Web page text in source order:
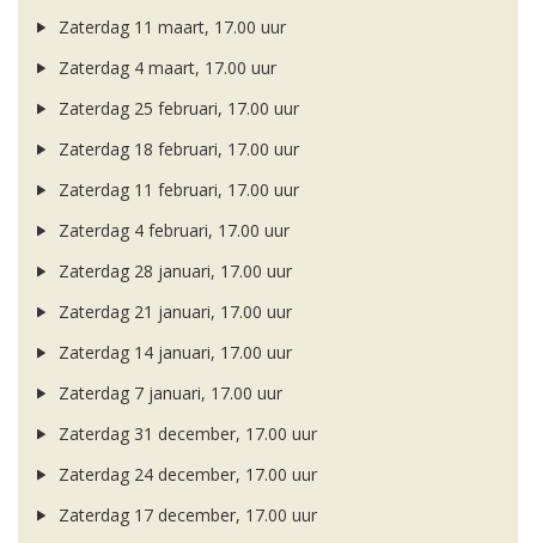
Zaterdag 11 maart, 17.00 uur
Zaterdag 4 maart, 17.00 uur
Zaterdag 25 februari, 17.00 uur
Zaterdag 18 februari, 17.00 uur
Zaterdag 11 februari, 17.00 uur
Zaterdag 4 februari, 17.00 uur
Zaterdag 28 januari, 17.00 uur
Zaterdag 21 januari, 17.00 uur
Zaterdag 14 januari, 17.00 uur
Zaterdag 7 januari, 17.00 uur
Zaterdag 31 december, 17.00 uur
Zaterdag 24 december, 17.00 uur
Zaterdag 17 december, 17.00 uur